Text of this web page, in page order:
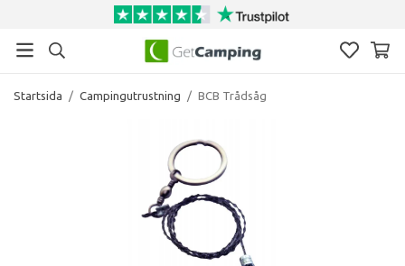
Startsida / Campingutrustning / BCB Trådsåg